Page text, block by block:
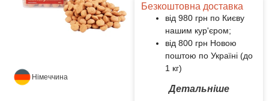
Німеччина
Безкоштовна доставка
від 980 грн по Києву
нашим кур'єром;
від 800 грн Новою
поштою по Україні (до
1 кг)
Детальніше